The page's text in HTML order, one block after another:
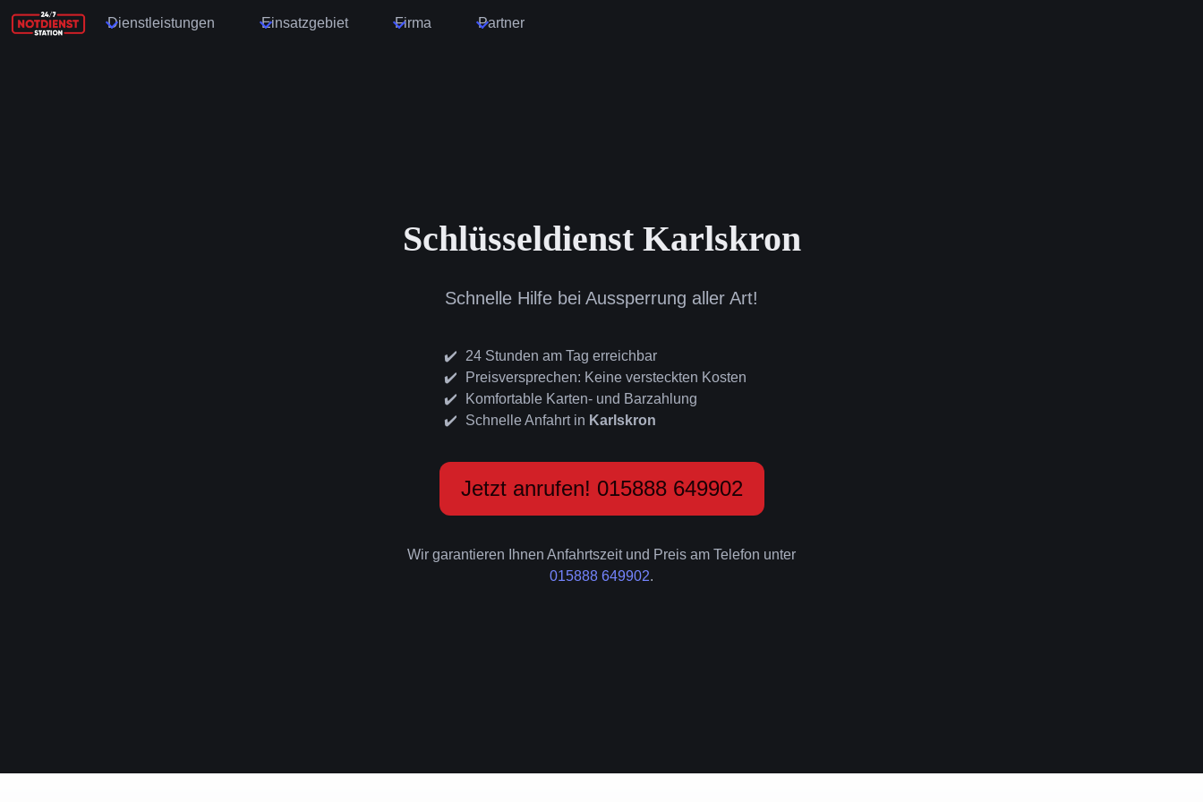
Dienstleistungen Einsatzgebiet Firma Partner
Schlüsseldienst Karlskron
Schnelle Hilfe bei Aussperrung aller Art!
24 Stunden am Tag erreichbar
Preisversprechen: Keine versteckten Kosten
Komfortable Karten- und Barzahlung
Schnelle Anfahrt in Karlskron
Jetzt anrufen! 015888 649902
Wir garantieren Ihnen Anfahrtszeit und Preis am Telefon unter
015888 649902.